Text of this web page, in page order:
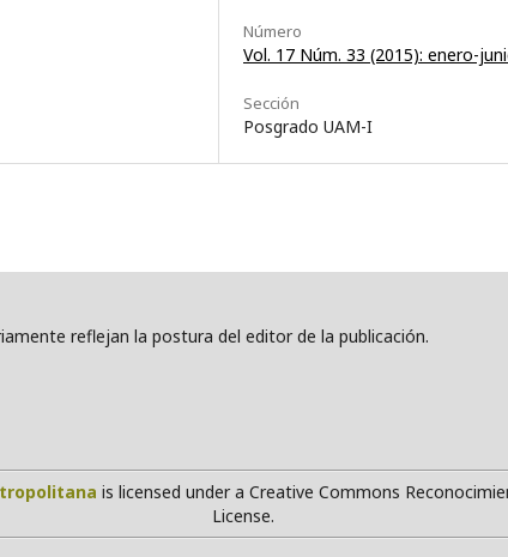
Número
Vol. 17 Núm. 33 (2015): enero-
Sección
Posgrado UAM-I
reflejan la postura del editor de la publicación.
is licensed under a Creative Commons
License.